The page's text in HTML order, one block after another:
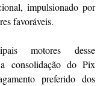
impulsionado por
favoráveis.
motores desse
consolidação do Pix
preferido dos